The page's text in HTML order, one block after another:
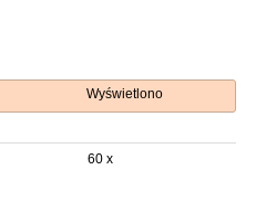
Wyświetlono
60 x